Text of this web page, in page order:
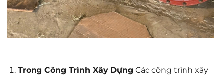
Trong Công Trình Xây Dựng Các công trình xây